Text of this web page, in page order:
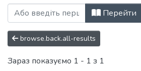
Перейти
browse.back.all-results
Зараз показуємо 1 - 1 з 1